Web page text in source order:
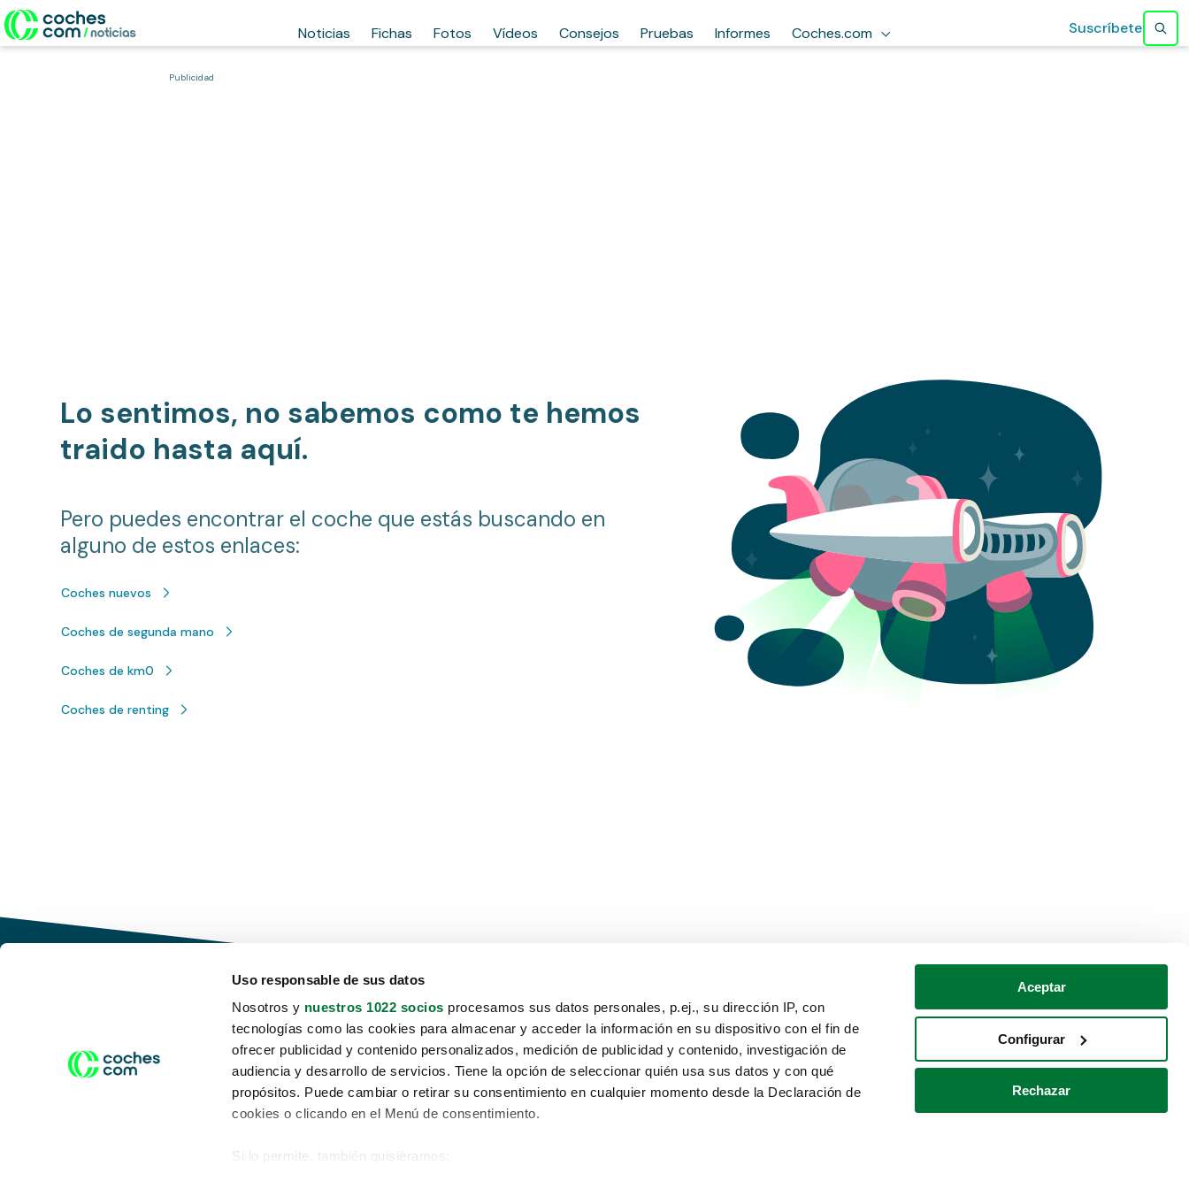
Uso responsable de sus datos
Nosotros y nuestros 1022 socios procesamos sus datos personales, p.ej., su dirección IP, con
tecnologías como las cookies para almacenar y acceder la información en su dispositivo con el fin de
ofrecer publicidad y contenido personalizados, medición de publicidad y contenido, investigación de
audiencia y desarrollo de servicios. Tiene la opción de seleccionar quién usa sus datos y con qué
propósitos. Puede cambiar o retirar su consentimiento en cualquier momento desde la Declaración de
cookies o clicando en el Menú de consentimiento.
Si lo permite, también quisiéramos:
Aceptar
Configurar
Rechazar
Noticias Fichas Fotos Vídeos Consejos Pruebas Informes Coches.com Suscríbete
Publicidad
Lo sentimos, no sabemos como te hemos
traido hasta aquí.
Pero puedes encontrar el coche que estás buscando en
alguno de estos enlaces:
Coches nuevos
Coches de segunda mano
Coches de km0
Coches de renting
Conduce tu futuro,
desata tu movilidad